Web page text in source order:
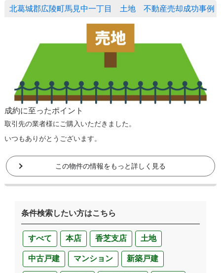
北葛城郡広陵町馬見中一丁目 土地 不動産売却成功事例
成約に至ったポイント
取引先の業者様にご購入いただきました。
いつもありがとうございます。
この物件の情報をもっと詳しく見る
条件検索したい方はこちら
すべて 本店 香芝支店 土地
中古戸建 マンション 新築戸建